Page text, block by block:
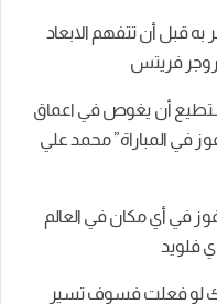
قبل أن تتفهم الابعاد
فريتس
أن يغوص في اعماق
في المباراة” محمد علي
في أي مكان في العالم
فلويد
لو فعلت فسوف تسير